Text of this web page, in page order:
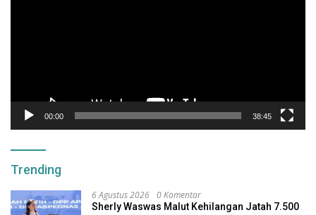
00:00 38:45
Trending
6 Agustus 2026 0 Komentar
Sherly Waswas Malut Kehilangan Jatah 7.500